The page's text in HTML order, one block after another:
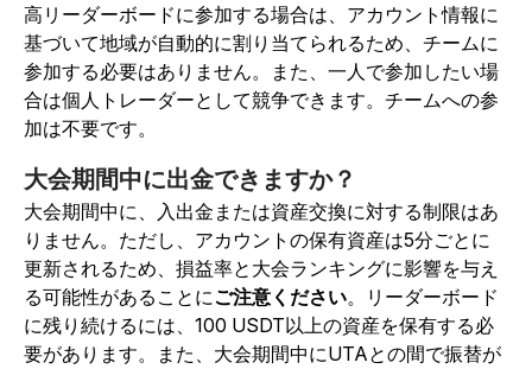
高リーダーボードに参加する場合は、アカウント情報に
基づいて地域が自動的に割り当てられるため、チームに
参加する必要はありません。また、一人で参加したい場
合は個人トレーダーとして競争できます。チームへの参
加は不要です。
大会期間中に出金できますか？
大会期間中に、入出金または資産交換に対する制限はあ
りません。ただし、アカウントの保有資産は5分ごとに
更新されるため、損益率と大会ランキングに影響を与え
る可能性があることにご注意ください。リーダーボード
に残り続けるには、100 USDT以上の資産を保有する必
要があります。また、大会期間中にUTAとの間で振替が